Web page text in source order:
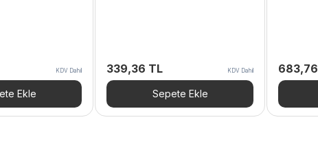
KDV Dahil
Ekle
339,36 TL KDV Dahil
Sepete Ekle
683,76